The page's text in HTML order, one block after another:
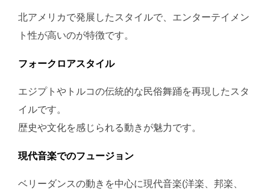
北アメリカで発展したスタイルで、エンターテイメン
ト性が高いのが特徴です。
フォークロアスタイル
エジプトやトルコの伝統的な民俗舞踊を再現したスタ
イルです。
歴史や文化を感じられる動きが魅力です。
現代音楽でのフュージョン
ベリーダンスの動きを中心に現代音楽(洋楽、邦楽、